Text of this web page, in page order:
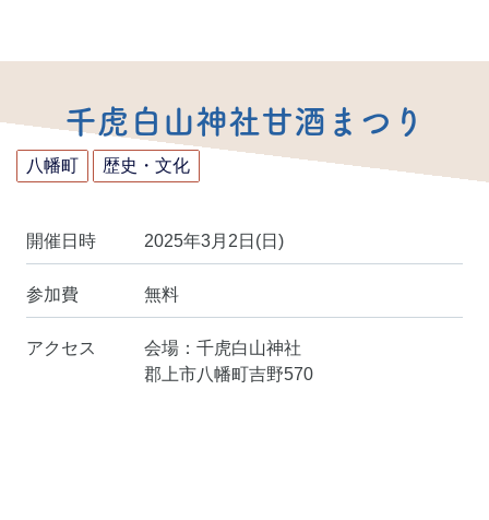
千虎白山神社甘酒まつり
八幡町 歴史・文化
開催日時 2025年3月2日(日)
参加費 無料
アクセス
会場：千虎白山神社
郡上市八幡町吉野570